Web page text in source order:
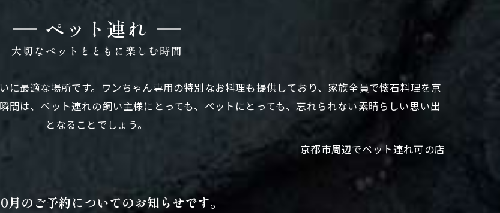
ペット連れ
大切なペットとともに楽しむ時間
に最適な場所です。ワンちゃん専用の特別なお料理も提供しており、家族全員で懐石料理を京
間は、ペット連れの飼い主様にとっても、ペットにとっても、忘れられない素晴らしい思い出
となることでしょう。
京都市周辺でペット連れ可の店
月のご予約についてのお知らせです。